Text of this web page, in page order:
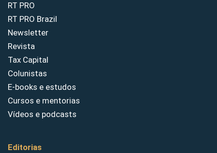
RT PRO
RT PRO Brazil
Newsletter
Revista
Tax Capital
Colunistas
E-books e estudos
Cursos e mentorias
Vídeos e podcasts
Editorias